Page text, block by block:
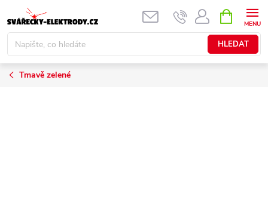
na
obsah
HLEDAT
NÁKUPNÍ
KOŠÍK
Tmavě zelené